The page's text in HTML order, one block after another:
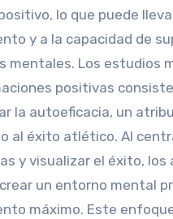
lo que puede
y a la capacidad de
mentales. Los estudios
positivas
la autoeficacia, un
al éxito atlético. Al
y visualizar el éxito, los
un entorno mental
máximo. Este